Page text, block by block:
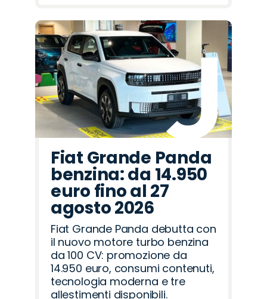
Fiat Grande Panda
benzina: da 14.950
euro fino al 27
agosto 2026
Fiat Grande Panda debutta con
il nuovo motore turbo benzina
da 100 CV: promozione da
14.950 euro, consumi contenuti,
tecnologia moderna e tre
allestimenti disponibili.